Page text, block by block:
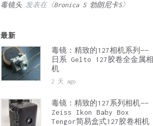
毒镜头发表在《Bronica S 勃朗尼卡S》
最新
毒镜：精致的127相机系列——
日系 Gelto 127胶卷全金属相
机
2 天 ago
毒镜：精致的127系列相机——
Zeiss Ikon Baby Box
Tengor简易盒式127胶卷相机